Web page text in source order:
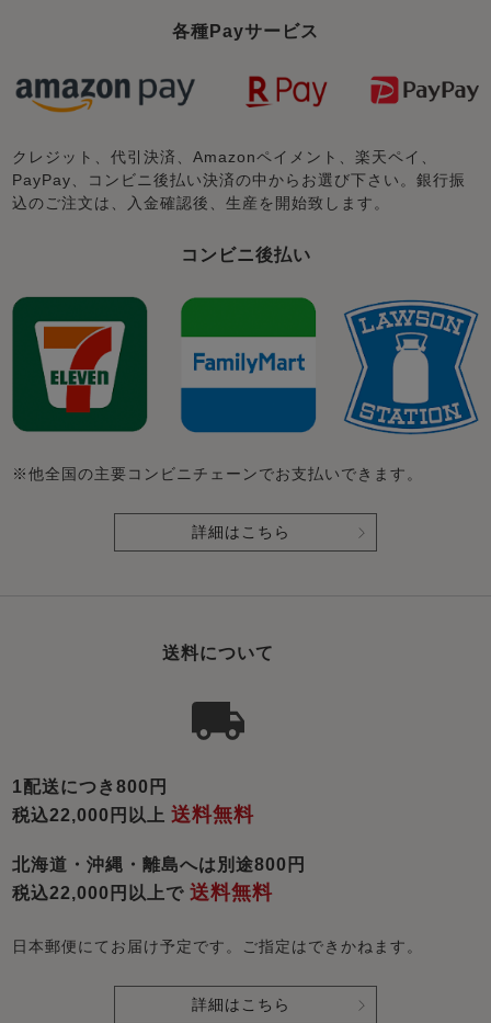
各種Payサービス
クレジット、代引決済、Amazonペイメント、楽天ペイ、
PayPay、コンビニ後払い決済の中からお選び下さい。銀行振
込のご注文は、入金確認後、生産を開始致します。
コンビニ後払い
※他全国の主要コンビニチェーンでお支払いできます。
詳細はこちら
送料について
1配送につき800円
税込22,000円以上送料無料
北海道・沖縄・離島へは別途800円
税込22,000円以上で送料無料
日本郵便にてお届け予定です。ご指定はできかねます。
詳細はこちら